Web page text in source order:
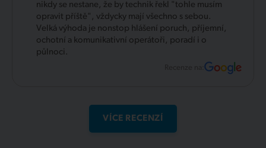
nikdy se nestane, že by technik řekl "tohle musím
opravit příště", vždycky mají všechno s sebou.
Velká výhoda je nonstop hlášení poruch, příjemní,
ochotní a komunikativní operátoři, poradí i o
půlnoci.
Recenze na:
VÍCE RECENZÍ